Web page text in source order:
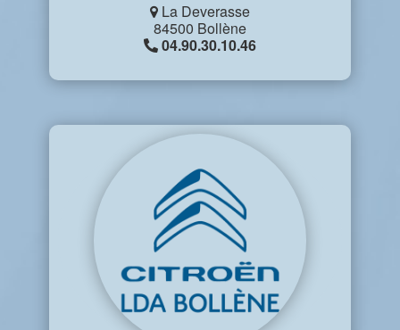
La Deverasse
84500 Bollène
04.90.30.10.46